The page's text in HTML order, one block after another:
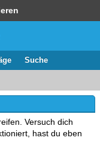
Suche
Versuch dich
hast du eben